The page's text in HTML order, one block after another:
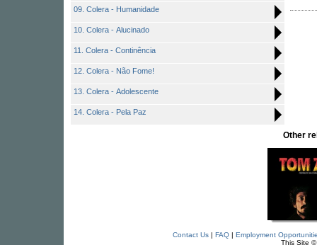
09. Colera - Humanidade
10. Colera - Alucinado
11. Colera - Continência
12. Colera - Não Fome!
13. Colera - Adolescente
14. Colera - Pela Paz
Other
Contact Us| FAQ| Employment
This Site